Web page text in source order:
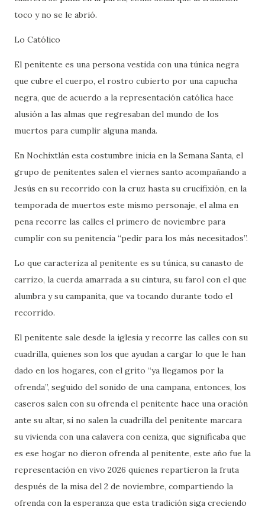
toco y no se le abrió.
Lo Católico
El penitente es una persona vestida con una túnica negra
que cubre el cuerpo, el rostro cubierto por una capucha
negra, que de acuerdo a la representación católica hace
alusión a las almas que regresaban del mundo de los
muertos para cumplir alguna manda.
En Nochixtlán esta costumbre inicia en la Semana Santa, el
grupo de penitentes salen el viernes santo acompañando a
Jesús en su recorrido con la cruz hasta su crucifixión, en la
temporada de muertos este mismo personaje, el alma en
pena recorre las calles el primero de noviembre para
cumplir con su penitencia “pedir para los más necesitados”.
Lo que caracteriza al penitente es su túnica, su canasto de
carrizo, la cuerda amarrada a su cintura, su farol con el que
alumbra y su campanita, que va tocando durante todo el
recorrido.
El penitente sale desde la iglesia y recorre las calles con su
cuadrilla, quienes son los que ayudan a cargar lo que le han
dado en los hogares, con el grito “ya llegamos por la
ofrenda”, seguido del sonido de una campana, entonces, los
caseros salen con su ofrenda el penitente hace una oración
ante su altar, si no salen la cuadrilla del penitente marcara
su vivienda con una calavera con ceniza, que significaba que
es ese hogar no dieron ofrenda al penitente, este año fue la
representación en vivo 2026 quienes repartieron la fruta
después de la misa del 2 de noviembre, compartiendo la
ofrenda con la esperanza que esta tradición siga creciendo